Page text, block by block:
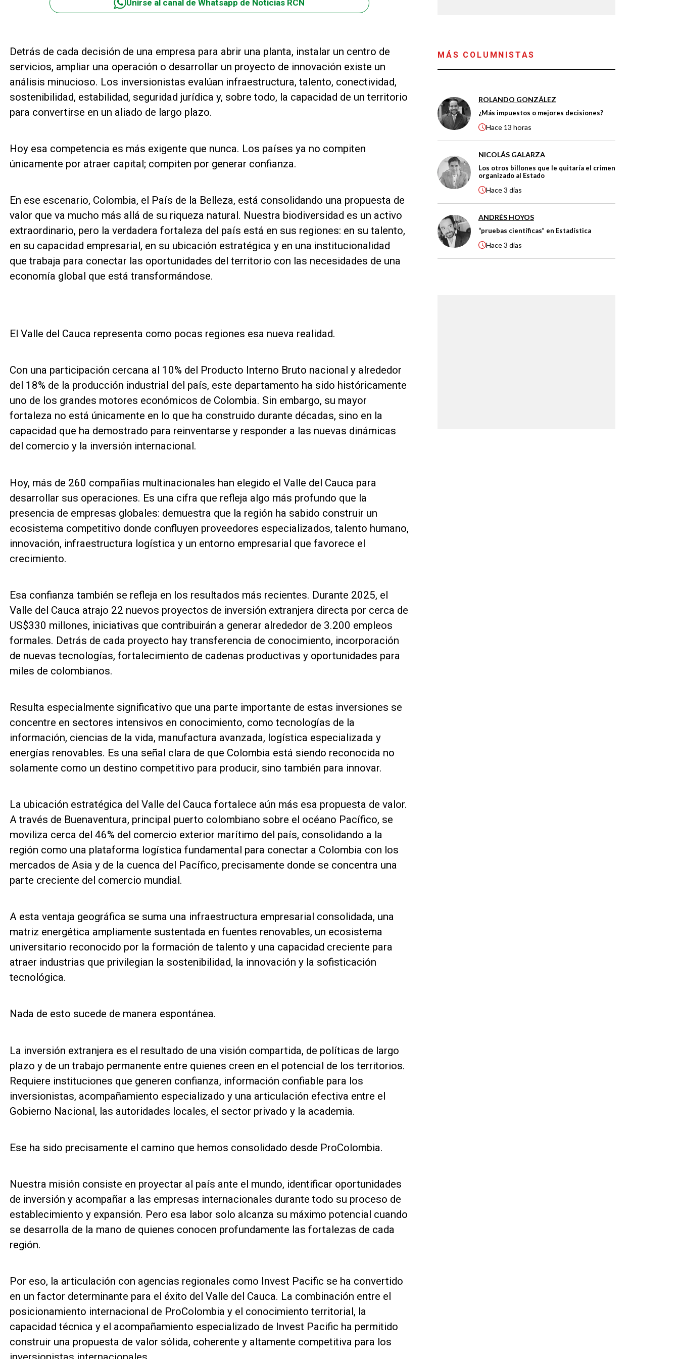
Unirse al canal de Whatsapp de Noticias RCN
Detrás de cada decisión de una empresa para abrir una planta, instalar un centro de
servicios, ampliar una operación o desarrollar un proyecto de innovación existe un
análisis minucioso. Los inversionistas evalúan infraestructura, talento, conectividad,
sostenibilidad, estabilidad, seguridad jurídica y, sobre todo, la capacidad de un territorio
para convertirse en un aliado de largo plazo.
Hoy esa competencia es más exigente que nunca. Los países ya no compiten
únicamente por atraer capital; compiten por generar confianza.
En ese escenario, Colombia, el País de la Belleza, está consolidando una propuesta de
valor que va mucho más allá de su riqueza natural. Nuestra biodiversidad es un activo
extraordinario, pero la verdadera fortaleza del país está en sus regiones: en su talento,
en su capacidad empresarial, en su ubicación estratégica y en una institucionalidad
que trabaja para conectar las oportunidades del territorio con las necesidades de una
economía global que está transformándose.
El Valle del Cauca representa como pocas regiones esa nueva realidad.
Con una participación cercana al 10% del Producto Interno Bruto nacional y alrededor
del 18% de la producción industrial del país, este departamento ha sido históricamente
uno de los grandes motores económicos de Colombia. Sin embargo, su mayor
fortaleza no está únicamente en lo que ha construido durante décadas, sino en la
capacidad que ha demostrado para reinventarse y responder a las nuevas dinámicas
del comercio y la inversión internacional.
Hoy, más de 260 compañías multinacionales han elegido el Valle del Cauca para
desarrollar sus operaciones. Es una cifra que refleja algo más profundo que la
presencia de empresas globales: demuestra que la región ha sabido construir un
ecosistema competitivo donde confluyen proveedores especializados, talento humano,
innovación, infraestructura logística y un entorno empresarial que favorece el
crecimiento.
Esa confianza también se refleja en los resultados más recientes. Durante 2025, el
Valle del Cauca atrajo 22 nuevos proyectos de inversión extranjera directa por cerca de
US$330 millones, iniciativas que contribuirán a generar alrededor de 3.200 empleos
formales. Detrás de cada proyecto hay transferencia de conocimiento, incorporación
de nuevas tecnologías, fortalecimiento de cadenas productivas y oportunidades para
miles de colombianos.
Resulta especialmente significativo que una parte importante de estas inversiones se
concentre en sectores intensivos en conocimiento, como tecnologías de la
información, ciencias de la vida, manufactura avanzada, logística especializada y
energías renovables. Es una señal clara de que Colombia está siendo reconocida no
solamente como un destino competitivo para producir, sino también para innovar.
La ubicación estratégica del Valle del Cauca fortalece aún más esa propuesta de valor.
A través de Buenaventura, principal puerto colombiano sobre el océano Pacífico, se
moviliza cerca del 46% del comercio exterior marítimo del país, consolidando a la
región como una plataforma logística fundamental para conectar a Colombia con los
mercados de Asia y de la cuenca del Pacífico, precisamente donde se concentra una
parte creciente del comercio mundial.
A esta ventaja geográfica se suma una infraestructura empresarial consolidada, una
matriz energética ampliamente sustentada en fuentes renovables, un ecosistema
universitario reconocido por la formación de talento y una capacidad creciente para
atraer industrias que privilegian la sostenibilidad, la innovación y la sofisticación
tecnológica.
Nada de esto sucede de manera espontánea.
La inversión extranjera es el resultado de una visión compartida, de políticas de largo
plazo y de un trabajo permanente entre quienes creen en el potencial de los territorios.
Requiere instituciones que generen confianza, información confiable para los
inversionistas, acompañamiento especializado y una articulación efectiva entre el
Gobierno Nacional, las autoridades locales, el sector privado y la academia.
Ese ha sido precisamente el camino que hemos consolidado desde ProColombia.
Nuestra misión consiste en proyectar al país ante el mundo, identificar oportunidades
de inversión y acompañar a las empresas internacionales durante todo su proceso de
establecimiento y expansión. Pero esa labor solo alcanza su máximo potencial cuando
se desarrolla de la mano de quienes conocen profundamente las fortalezas de cada
región.
Por eso, la articulación con agencias regionales como Invest Pacific se ha convertido
en un factor determinante para el éxito del Valle del Cauca. La combinación entre el
posicionamiento internacional de ProColombia y el conocimiento territorial, la
capacidad técnica y el acompañamiento especializado de Invest Pacific ha permitido
construir una propuesta de valor sólida, coherente y altamente competitiva para los
MÁS COLUMNISTAS
ROLANDO GONZÁLEZ
¿Más impuestos o mejores decisiones?
Hace 13 horas
NICOLÁS GALARZA
Los otros billones que le quitaría el crimen
organizado al Estado
Hace3 días
ANDRÉS HOYOS
“pruebas científicas” en Estadística
Hace3 días